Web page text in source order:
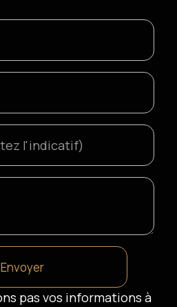
pas vos informations à